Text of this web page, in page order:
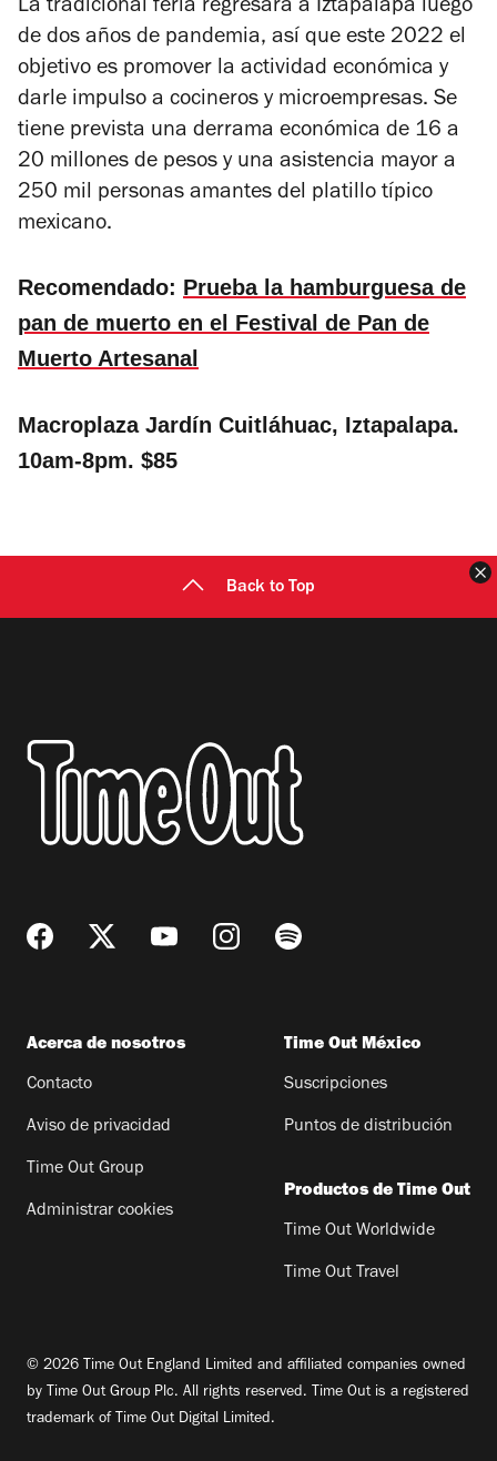
La tradicional feria regresará a Iztapalapa luego
de dos años de pandemia, así que este 2022 el
objetivo es promover la actividad económica y
darle impulso a cocineros y microempresas. Se
tiene prevista una derrama económica de 16 a
20 millones de pesos y una asistencia mayor a
250 mil personas amantes del platillo típico
mexicano.
Recomendado: Prueba la hamburguesa de
pan de muerto en el Festival de Pan de
Muerto Artesanal
Macroplaza Jardín Cuitláhuac, Iztapalapa.
10am-8pm. $85
Back to Top
Acerca de nosotros
Contacto
Aviso de privacidad
Time Out Group
Administrar cookies
Time Out México
Suscripciones
Puntos de distribución
Productos de Time Out
Time Out Worldwide
Time Out Travel
© 2026 Time Out England Limited and affiliated companies owned
by Time Out Group Plc. All rights reserved. Time Out is a registered
trademark of Time Out Digital Limited.